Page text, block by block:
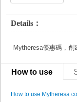
Details：
Mytheresa優惠碼，
How to use
How to use Mytheresa